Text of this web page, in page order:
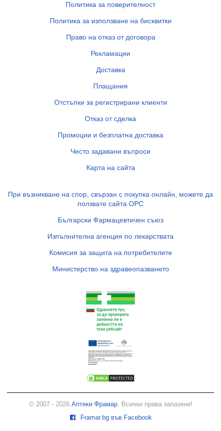
Политика за поверителност
Политика за използване на бисквитки
Право на отказ от договора
Рекламации
Доставка
Плащания
Отстъпки за регистрирани клиенти
Отказ от сделка
Промоции и безплатна доставка
Често задавани въпроси
Карта на сайта
При възникване на спор, свързан с покупка онлайн, можете да
ползвате сайта ОРС
Български Фармацевтичен съюз
Изпълнителна агенция по лекарствата
Комисия за защита на потребителите
Министерство на здравеопазването
© 2007 - 2026 Аптеки Фрамар. Всички права запазени!
Framar.bg във Facebook